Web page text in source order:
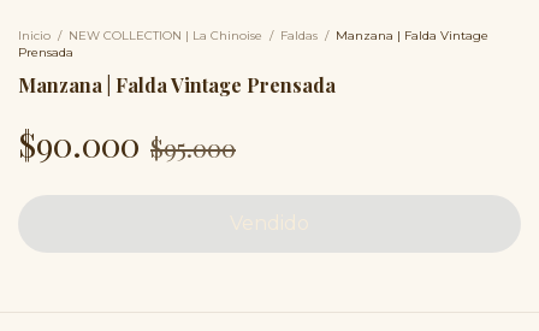
Inicio / NEW COLLECTION | La Chinoise / Faldas / Manzana | Falda Vintage
Prensada
Manzana | Falda Vintage Prensada
$90.000 $95.000